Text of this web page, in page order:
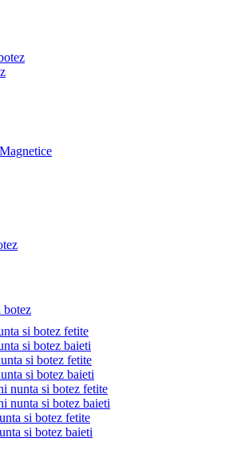
botez
si botez fetite
si botez baieti
si botez fetite
si botez baieti
nunta si botez fetite
nunta si botez baieti
si botez fetite
si botez baieti